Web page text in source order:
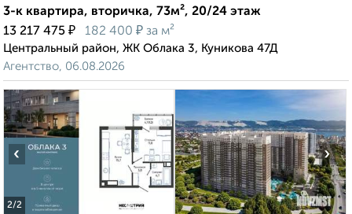
3-к квартира, вторичка, 73м², 20/24 этаж
13 217 475 ₽ 182 400 ₽ за м²
Центральный район, ЖК Облака 3, Куникова 47Д
Агентство, 06.08.2026
2/2
‹ ›